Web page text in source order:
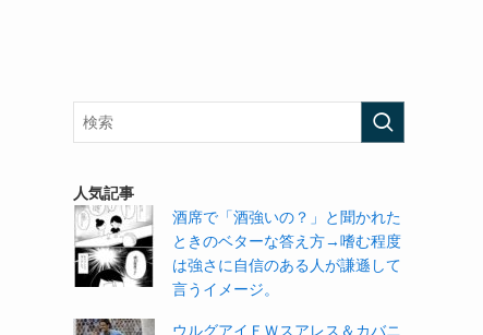
人気記事
酒席で「酒強いの？」と聞かれた
ときのベターな答え方→嗜む程度
は強さに自信のある人が謙遜して
言うイメージ。
ウルグアイＦＷスアレス＆カバニ